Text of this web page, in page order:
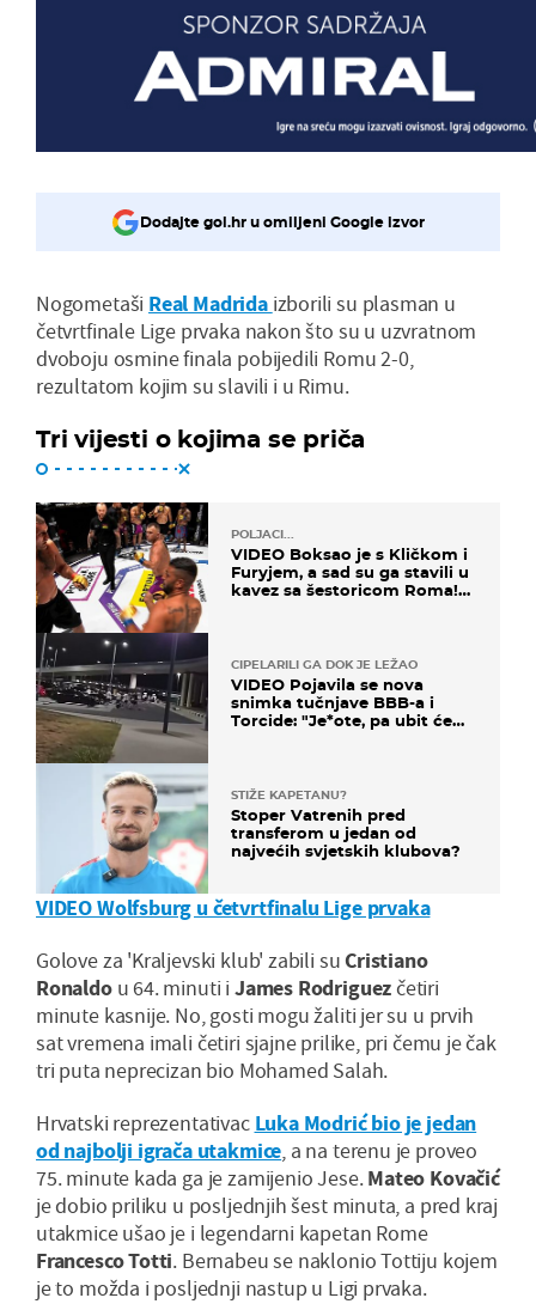
Dodajte gol.hr u omiljeni Google izvor
Nogometaši Real Madrida izborili su plasman u
četvrtfinale Lige prvaka nakon što su u uzvratnom
dvoboju osmine finala pobijedili Romu 2-0,
rezultatom kojim su slavili i u Rimu.
Tri vijesti o kojima se priča
POLJACI...
VIDEO Boksao je s Kličkom i
Furyjem, a sad su ga stavili u
kavez sa šestoricom Roma!
CIPELARILI GA DOK JE LEŽAO
VIDEO Pojavila se nova
snimka tučnjave BBB-a i
Torcide: "Je*ote, pa ubit će
STIŽE KAPETANU?
Stoper Vatrenih pred
transferom u jedan od
najvećih svjetskih klubova?
VIDEO Wolfsburg u četvrtfinalu Lige prvaka
Golove za 'Kraljevski klub' zabili suCristiano
Ronaldou 64. minuti i James Rodriguezčetiri
minute kasnije. No, gosti mogu žaliti jer su u prvih
sat vremena imali četiri sjajne prilike, pri čemu je čak
tri puta neprecizan bio Mohamed Salah.
Hrvatski reprezentativac Luka Modrić bio je jedan
od najbolji igrača utakmice, a na terenu je proveo
75. minute kada ga je zamijenio Jese.Mateo Kovačić
je dobio priliku u posljednjih šest minuta, a pred kraj
utakmice ušao je i legendarni kapetan Rome
Francesco Totti. Bernabeu se naklonio Tottiju kojem
je to možda i posljednji nastup u Ligi prvaka.